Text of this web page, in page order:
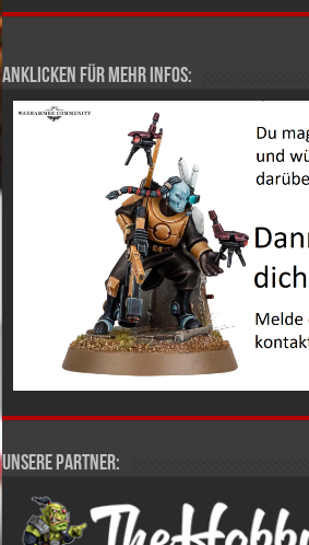
Anklicken für mehr Infos:
Unsere Partner: